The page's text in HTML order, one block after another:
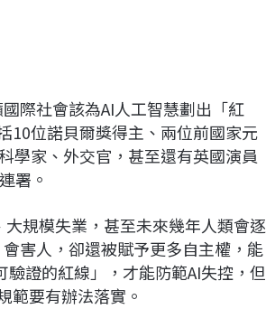
際社會該為AI人工智慧劃出「紅
10位諾貝爾獎得主、兩位前國家元
家、外交官，甚至還有英國演員
署。
規模失業，甚至未來幾年人類會逐
害人，卻還被賦予更多自主權，能
證的紅線」，才能防範AI失控，但
範要有辦法落實。